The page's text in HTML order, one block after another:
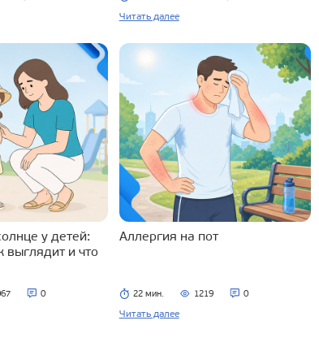
Читать далее
у детей:
выглядит и что
0
Аллергия на пот
22 мин. 1219 0
Читать далее